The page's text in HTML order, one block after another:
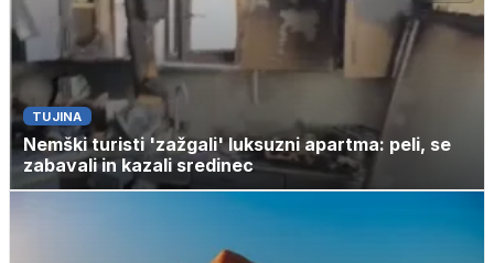
TUJINA
Nemški turisti 'zažgali' luksuzni apartma: peli, se
zabavali in kazali sredinec